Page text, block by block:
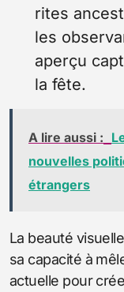
rites
les
aperçu
la fête.
A lire aussi :
nouvelles
étrangers
La beauté
sa capacité à
actuelle pour